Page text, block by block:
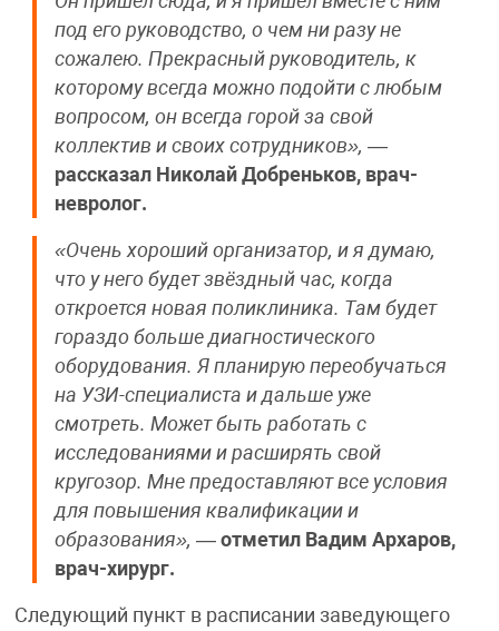
под его руководство, о чем ни разу не
сожалею. Прекрасный руководитель, к
которому всегда можно подойти с любым
вопросом, он всегда горой за свой
коллектив и своих сотрудников», —
рассказал Николай Добреньков, врач-
невролог.
«Очень хороший организатор, и я думаю,
что у него будет звёздный час, когда
откроется новая поликлиника. Там будет
гораздо больше диагностического
оборудования. Я планирую переобучаться
на УЗИ-специалиста и дальше уже
смотреть. Может быть работать с
исследованиями и расширять свой
кругозор. Мне предоставляют все условия
для повышения квалификации и
образования», — отметил Вадим Архаров,
врач-хирург.
Следующий пункт в расписании заведующего